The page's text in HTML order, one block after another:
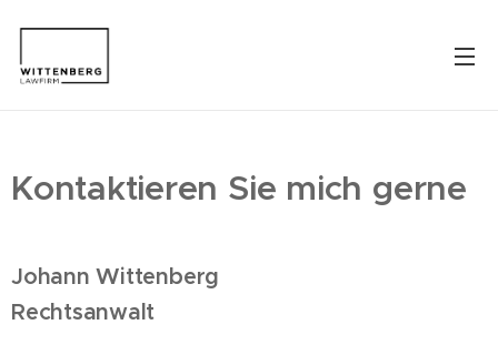
Kontaktieren Sie mich gerne
Johann Wittenberg
Rechtsanwalt